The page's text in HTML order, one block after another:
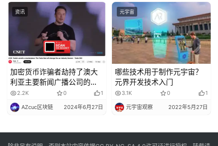
资讯
加密货币诈骗者劫持了澳大
利亚主要新闻广播公司的
YouTube
2.2K 0 1
AZcuc区块链 2024年6月27日
元宇宙
哪些技术用于制作元宇宙？
元界开发技术入门
3.1K 0 1
元宇宙观察 2022年5月27日